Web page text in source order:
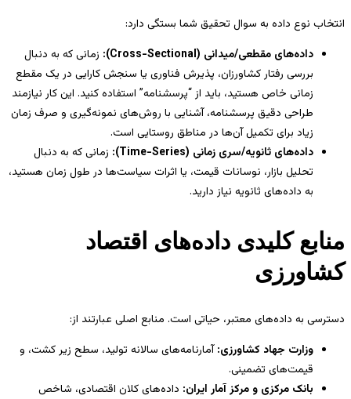
انتخاب نوع داده به سوال تحقیق شما بستگی دارد:
داده‌های مقطعی/میدانی (Cross-Sectional):
زمانی که به دنبال
بررسی رفتار کشاورزان، پذیرش فناوری یا سنجش کارایی در یک مقطع
زمانی خاص هستید، باید از “پرسشنامه” استفاده کنید. این کار نیازمند
طراحی دقیق پرسشنامه، آشنایی با روش‌های نمونه‌گیری و صرف زمان
زیاد برای تکمیل آن‌ها در مناطق روستایی است.
داده‌های ثانویه/سری زمانی (Time-Series):
زمانی که به دنبال
تحلیل بازار، نوسانات قیمت، یا اثرات سیاست‌ها در طول زمان هستید،
به داده‌های ثانویه نیاز دارید.
منابع کلیدی داده‌های اقتصاد
کشاورزی
دسترسی به داده‌های معتبر، حیاتی است. منابع اصلی عبارتند از:
وزارت جهاد کشاورزی:آمارنامه‌های سالانه تولید، سطح زیر کشت، و
قیمت‌های تضمینی.
بانک مرکزی و مرکز آمار ایران: داده‌های کلان اقتصادی، شاخص